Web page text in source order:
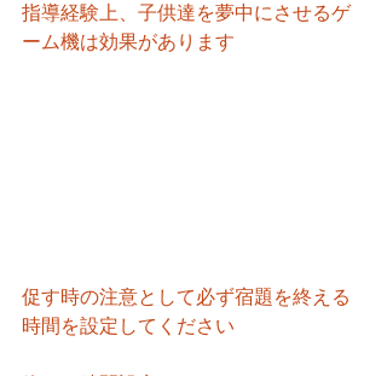
指導経験上、子供達を夢中にさせるゲ
ーム機は効果があります
促す時の注意として必ず宿題を終える
時間を設定してください